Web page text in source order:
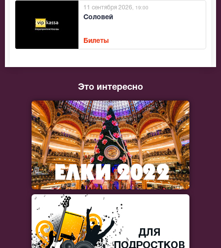
Соловей
11 сентября 2026 , 19:00
Билеты
Это интересно